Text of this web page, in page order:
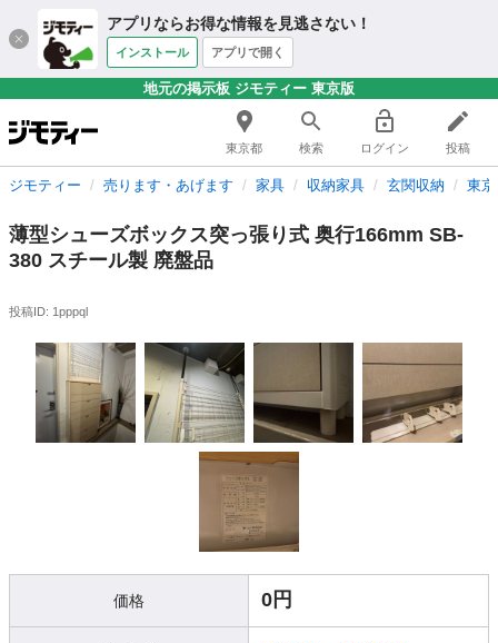
アプリならお得な情報を見逃さない！
インストール アプリで開く
地元の掲示板 ジモティー 東京版
東京都 検索 ログイン 投稿
ジモティー 売ります・あげます 家具 収納家具 玄関収納 東
薄型シューズボックス突っ張り式 奥行166mm SB-
380 スチール製 廃盤品
投稿ID: 1pppql
価格 0円